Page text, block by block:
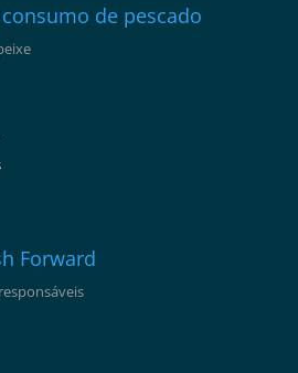
de pescado
Forward